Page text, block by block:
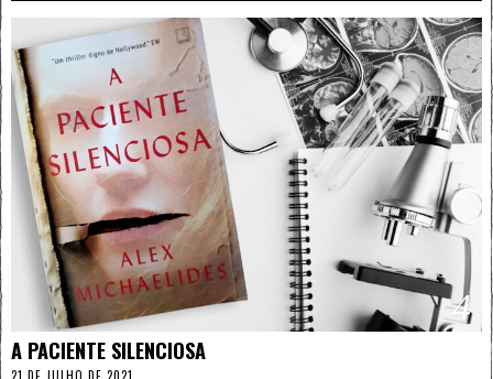
4
A PACIENTE SILENCIOSA